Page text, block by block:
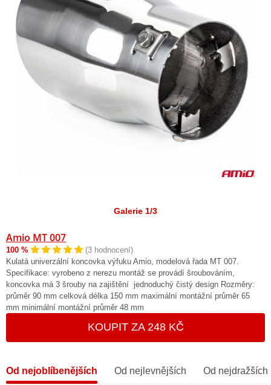
Galerie 1/3
Amio MT 007
100 %
(3 hodnocení)
Kulatá univerzální koncovka výfuku Amio, modelová řada MT 007.
Specifikace: vyrobeno z nerezu montáž se provádí šroubováním,
koncovka má 3 šrouby na zajištění jednoduchý čistý design Rozměry:
průměr 90 mm celková délka 150 mm maximální montážní průměr 65
mm minimální montážní průměr 48 mm
KOUPIT ZA 248 KČ
Od nejoblíbenějších Od nejlevnějších Od nejdražších